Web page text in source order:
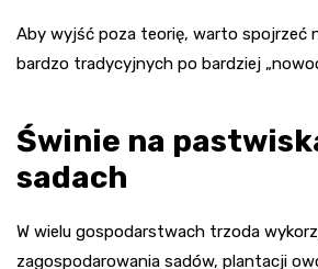
Aby wyjść poza teorię, warto spojrzeć
bardzo tradycyjnych po bardziej
Świnie na
sadach
W wielu gospodarstwach trzoda
zagospodarowania sadów, plantacji